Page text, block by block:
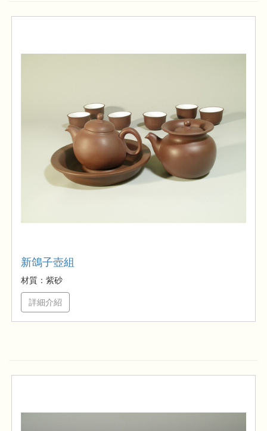
新鴿子壺組
材質：紫砂
詳細介紹